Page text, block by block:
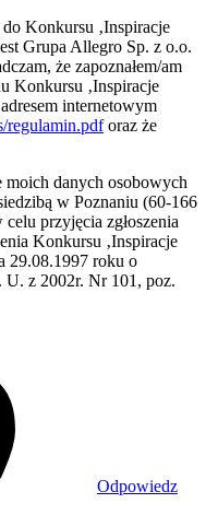
Konkursu ‚Inspiracje
Grupa Allegro Sp. z o.o.
że zapoznałem/am
Konkursu ‚Inspiracje
internetowym
regulamin.pdforaz że
moich danych osobowych
w Poznaniu (60-166
przyjęcia zgłoszenia
Konkursu ‚Inspiracje
29.08.1997 roku o
z 2002r. Nr 101, poz.
Odpowiedz